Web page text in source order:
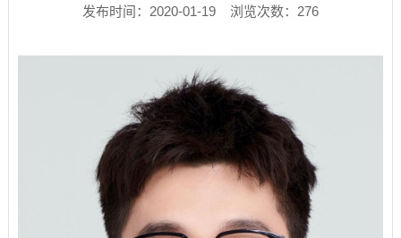
发布时间：2020-01-19 浏览次数： 276